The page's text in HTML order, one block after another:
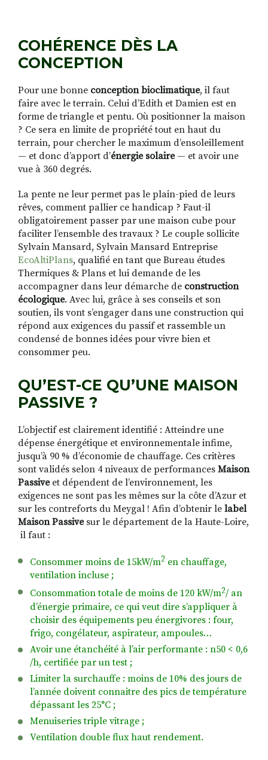
COHÉRENCE DÈS LA
CONCEPTION
Pour une bonne conception bioclimatique, il faut
faire avec le terrain. Celui d’Edith et Damien est en
forme de triangle et pentu. Où positionner la maison
? Ce sera en limite de propriété tout en haut du
terrain, pour chercher le maximum d’ensoleillement
— et donc d’apport d’énergie solaire— et avoir une
vue à 360 degrés.
La pente ne leur permet pas le plain-pied de leurs
rêves, comment pallier ce handicap ? Faut-il
obligatoirement passer par une maison cube pour
faciliter l’ensemble des travaux ? Le couple sollicite
Sylvain Mansard, Sylvain Mansard Entreprise
EcoAltiPlans, qualifié en tant que Bureau études
Thermiques & Plans et lui demande de les
accompagner dans leur démarche de construction
écologique. Avec lui, grâce à ses conseils et son
soutien, ils vont s’engager dans une construction qui
répond aux exigences du passif et rassemble un
condensé de bonnes idées pour vivre bien et
consommer peu.
QU’EST-CE QU’UNE MAISON
PASSIVE ?
L’objectif est clairement identifié : Atteindre une
dépense énergétique et environnementale infime,
jusqu’à 90 % d’économie de chauffage. Ces critères
sont validés selon 4 niveaux de performances Maison
Passiveet dépendent de l’environnement, les
exigences ne sont pas les mêmes sur la côte d’Azur et
sur les contreforts du Meygal ! Afin d’obtenir le label
Maison Passivesur le département de la Haute-Loire,
il faut :
Consommer moins de 15kW/m2 en chauffage,
ventilation incluse ;
Consommation totale de moins de 120 kW/m2/ an
d’énergie primaire, ce qui veut dire s’appliquer à
choisir des équipements peu énergivores : four,
frigo, congélateur, aspirateur, ampoules…
Avoir une étanchéité à l’air performante : n50 < 0,6
/h, certifiée par un test ;
Limiter la surchauffe : moins de 10% des jours de
l’année doivent connaitre des pics de température
dépassant les 25°C ;
Menuiseries triple vitrage ;
Ventilation double flux haut rendement.